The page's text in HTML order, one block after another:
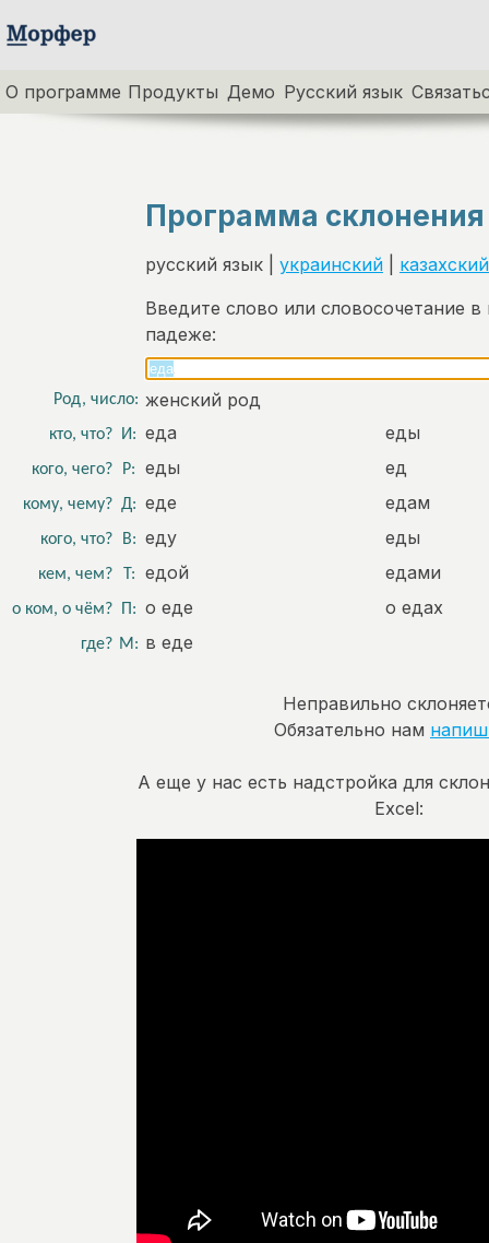
О программе Продукты Демо Русский язык
Программа
русский язык | украинский
казахский
Введите слово или словосочетание
падеже:
Род, число: женский род
кто, что? И: еда еды
кого, чего? Р: еды ед
кому, чему? Д: еде едам
кого, что? В: еду еды
кем, чем? Т: едой едами
о ком, о чём? П: о еде о едах
где? М: в еде
Неправильно
Обязательно нам
А еще у нас есть надстройка для
Excel: